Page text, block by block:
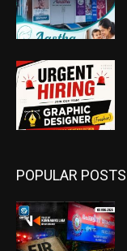
POPULAR POSTS